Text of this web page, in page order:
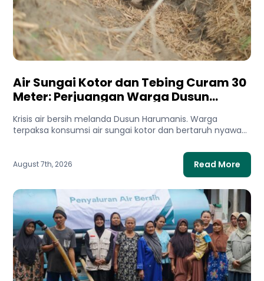
Air Sungai Kotor dan Tebing Curam 30
Meter: Perjuangan Warga Dusun
Krisis air bersih melanda Dusun Harumanis. Warga
terpaksa konsumsi air sungai kotor dan bertaruh nyawa
August 7th, 2026 Read More